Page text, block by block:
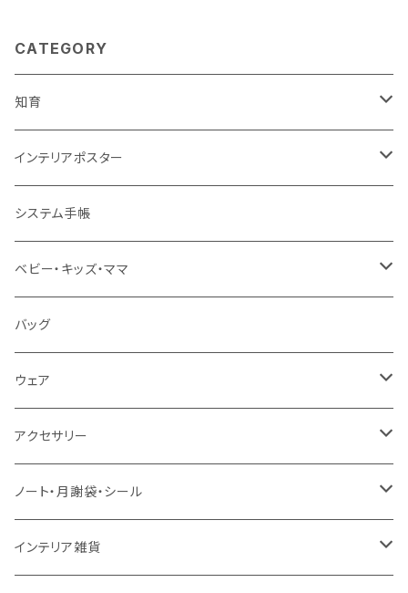
CATEGORY
知育
知育ポスター
地図・国旗
言葉（ひらがな・カタカナ・英語）
知育下敷き
知育グッズ
インテリアポスター
A3サイズ
A4サイズ
オーダー（A3・B3・A2・40×50・B2・50×70）
30＊40 / B3
40＊50 / A2
システム手帳
ベビー・キッズ・ママ
ベビー食器
お食事スタイ・ビブ
おもちゃ・木製
カー用品
バッグ・エコバッグ
バッグ
ウェア
エプロン
アクセサリー
ピンバッジ
ネックレス
ノート・月謝袋・シール
ノート
インテリア雑貨